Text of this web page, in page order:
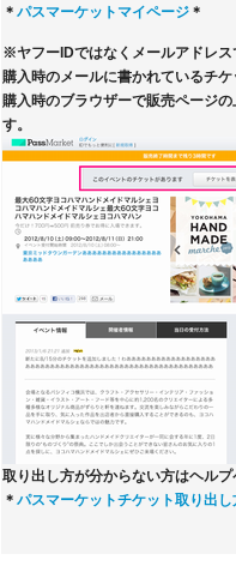
＊ パスマーケットマイページ ＊
※ヤフーIDではなくメールアドレス
購入時のメールに書かれているチ
購入時のブラウザーで販売ページ
す。
取り出し方が分からない方はヘルプ
＊ パスマーケットチケット取り出し